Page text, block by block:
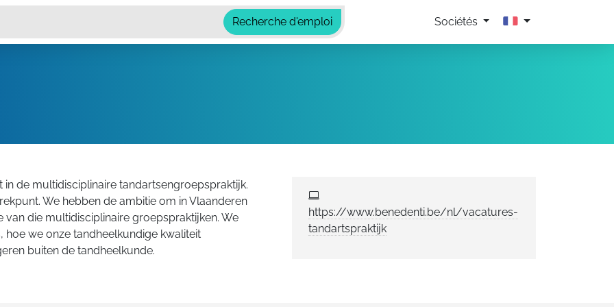
Recherche d'emploi Sociétés
de multidisciplinaire tandartsengroepspraktijk.
We hebben de ambitie om in Vlaanderen
die multidisciplinaire groepspraktijken. We
we onze tandheelkundige kwaliteit
buiten de tandheelkunde.
https://www.benedenti.be/nl/vacatures-
tandartspraktijk